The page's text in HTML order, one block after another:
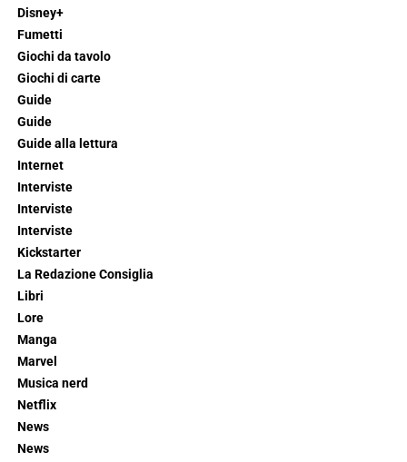
Disney+
Fumetti
Giochi da tavolo
Giochi di carte
Guide
Guide
Guide alla lettura
Internet
Interviste
Interviste
Interviste
Kickstarter
La Redazione Consiglia
Libri
Lore
Manga
Marvel
Musica nerd
Netflix
News
News